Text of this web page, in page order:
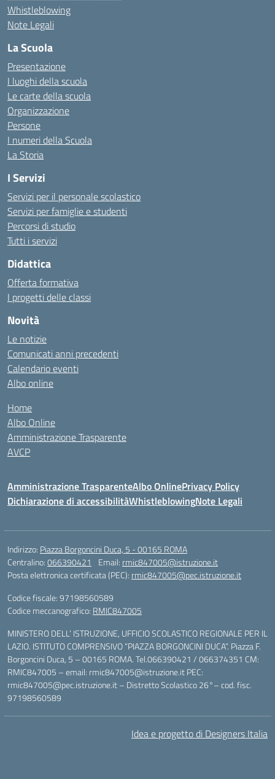
Whistleblowing
Note Legali
La Scuola
Presentazione
I luoghi della scuola
Le carte della scuola
Organizzazione
Persone
I numeri della Scuola
La Storia
I Servizi
Servizi per il personale scolastico
Servizi per famiglie e studenti
Percorsi di studio
Tutti i servizi
Didattica
Offerta formativa
I progetti delle classi
Novità
Le notizie
Comunicati anni precedenti
Calendario eventi
Albo online
Home
Albo Online
Amministrazione Trasparente
AVCP
Amministrazione TrasparenteAlbo OnlinePrivacy Policy
Dichiarazione di accessibilitàWhistleblowingNote Legali
Indirizzo: Piazza Borgoncini Duca, 5 - 00165 ROMA
Centralino:066390421 Email: rmic847005@istruzione.it
Posta elettronica certificata (PEC): rmic847005@pec.istruzione.it
Codice fiscale: 97198560589
Codice meccanografico: RMIC847005
MINISTERO DELL’ ISTRUZIONE, UFFICIO SCOLASTICO REGIONALE PER IL
LAZIO. ISTITUTO COMPRENSIVO “PIAZZA BORGONCINI DUCA”. Piazza F.
Borgoncini Duca, 5 – 00165 ROMA. Tel.066390421 / 066374351 CM:
RMIC847005 – email: rmic847005@istruzione.it PEC:
rmic847005@pec.istruzione.it – Distretto Scolastico 26°– cod. fisc.
97198560589
Idea e progetto di Designers Italia